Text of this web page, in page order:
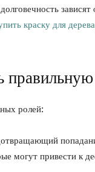
краску для дерева
ролей:
могут привести к